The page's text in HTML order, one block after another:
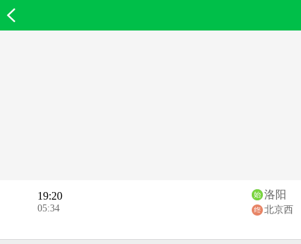
19:20
05:34
洛阳
北京西